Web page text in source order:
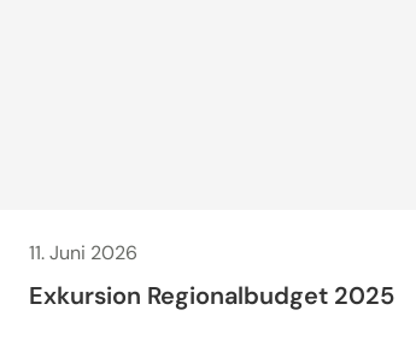
11. Juni 2026
Exkursion Regionalbudget 2025